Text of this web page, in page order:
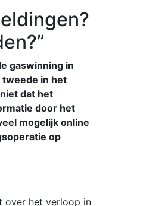
”
gaswinning in
tweede in het
dat het
door het
mogelijk online
op
over het verloop in